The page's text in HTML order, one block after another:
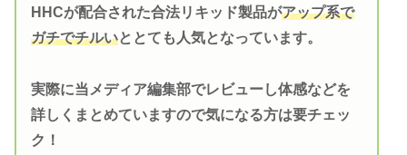
HHCが配合された合法リキッド製品がアップ系で
ガチでチルいととても人気となっています。
実際に当メディア編集部でレビューし体感などを
詳しくまとめていますので気になる方は要チェッ
ク！